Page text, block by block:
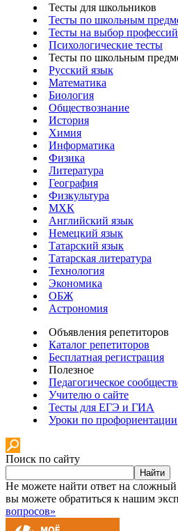
Тесты для школьников
Тесты по школьным
Тесты на выбор профессий
Психологические тесты
Тесты по школьным
Русский язык
Математика
Биология
Обществознание
История
Химия
Информатика
Физика
Литература
География
Физкультура
МХК
Английский язык
Немецкий язык
Татарский язык
Татарская литература
Технология
Экономика
ОБЖ
Астрономия
Объявления репетиторов
Каталог репетиторов
Бесплатная регистрация
Полезное
Педагогическое
Учителю о сайте
Тесты для ЕГЭ и ГИА
Уроки по профориентации
Поиск по сайту
Найти
Не можете найти ответ на
вы можете обратиться к нашим
вопросов»